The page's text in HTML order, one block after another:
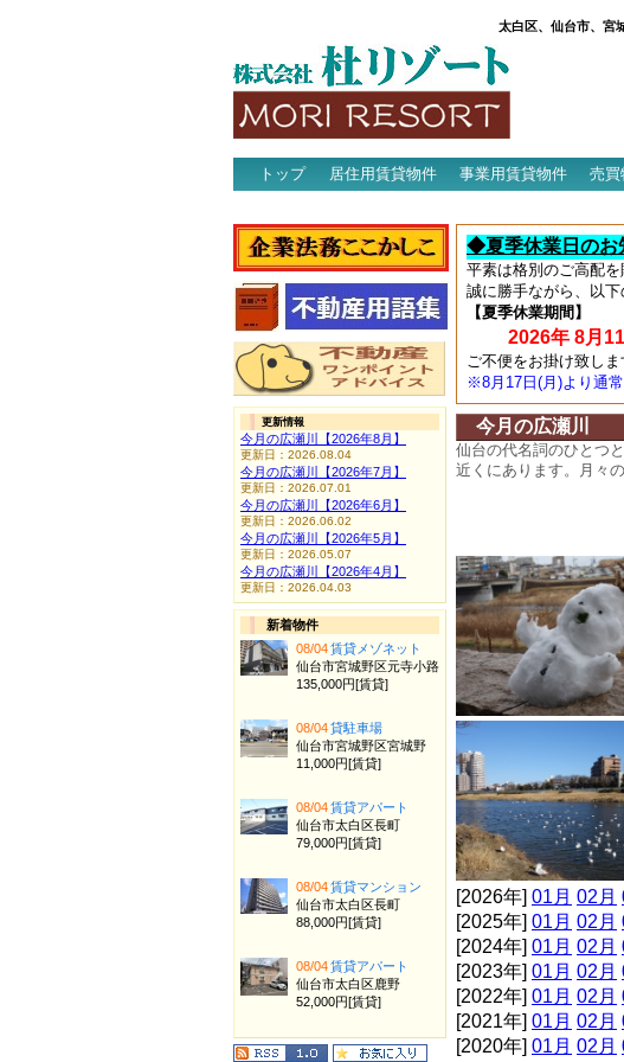
太白区、仙台市、宮
トップ 居住用賃貸物件 事業用賃貸物件 売買
◆夏季休業日の
平素は格別のご高配を
誠に勝手ながら、以下
【夏季休業期間】
2026年 8月
ご不便をお掛け致しま
※8月17日(月)より通常
今月の広瀬川
仙台の代名詞のひとつ
近くにあります。月々
[2026年] 01月 02月
[2025年] 01月 02月
[2024年] 01月 02月
[2023年] 01月 02月
[2022年] 01月 02月
[2021年] 01月 02月
[2020年] 01月 02月
更新情報
今月の広瀬川【2026年8月】
更新日：2026.08.04
今月の広瀬川【2026年7月】
更新日：2026.07.01
今月の広瀬川【2026年6月】
更新日：2026.06.02
今月の広瀬川【2026年5月】
更新日：2026.05.07
今月の広瀬川【2026年4月】
更新日：2026.04.03
新着物件
08/04賃貸メゾネット
仙台市宮城野区元寺小路
135,000円[賃貸]
08/04貸駐車場
仙台市宮城野区宮城野
11,000円[賃貸]
08/04賃貸アパート
仙台市太白区長町
79,000円[賃貸]
08/04賃貸マンション
仙台市太白区長町
88,000円[賃貸]
08/04賃貸アパート
仙台市太白区鹿野
52,000円[賃貸]